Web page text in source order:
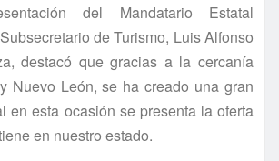
del Mandatario Estatal
de Turismo, Luis Alfonso
destacó que gracias a la cercaní­a
Nuevo León, se ha creado una gran
en esta ocasión se presenta la oferta
en nuestro estado.